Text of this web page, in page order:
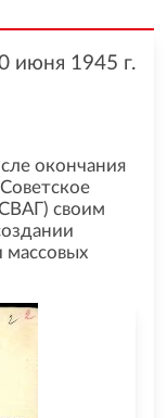
июня 1945 г.
окончания
своим
массовых